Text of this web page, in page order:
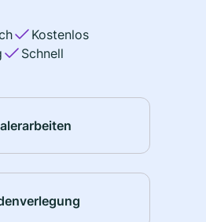
Kostenlos
Schnell